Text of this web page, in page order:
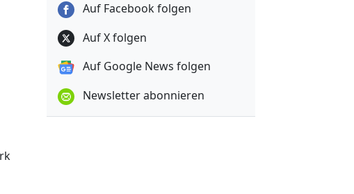
Auf Facebook folgen
Auf X folgen
Auf Google News folgen
Newsletter abonnieren